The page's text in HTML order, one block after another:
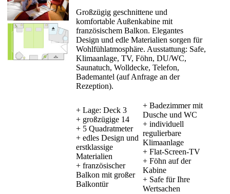
Großzügig geschnittene und
komfortable Außenkabine mit
französischem Balkon. Elegantes
Design und edle Materialien sorgen für
Wohlfühlatmosphäre. Ausstattung: Safe,
Klimaanlage, TV, Föhn, DU/WC,
Saunatuch, Wolldecke, Telefon,
Bademantel (auf Anfrage an der
Rezeption).
+ Lage: Deck 3
+ großzügige 14
+ 5 Quadratmeter
+ edles Design und
erstklassige
Materialien
+ französischer
Balkon mit großer
Balkontür
+ Badezimmer mit
Dusche und WC
+ individuell
regulierbare
Klimaanlage
+ Flat-Screen-TV
+ Föhn auf der
Kabine
+ Safe für Ihre
Wertsachen